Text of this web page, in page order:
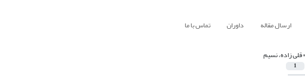
ارسال مقاله داوران تماس با ما
قلی زاده، نسیم
1